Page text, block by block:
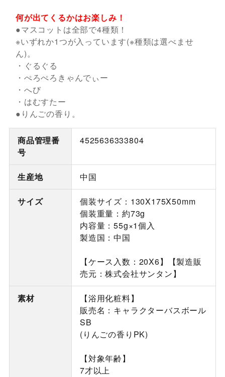
何が出てくるかはお楽しみ！
●マスコットは全部で4種類！
※いずれか1つが入っています(※種類は選べませ
ん)。
・ぐるぐる
・ぺろぺろきゃんでぃー
・へび
・はむすたー
●りんごの香り。
商品管理番
号
4525636333804
生産地 中国
サイズ
個装サイズ：130X175X50mm
個装重量：約73g
内容量：55g×1個入
製造国：中国
【ケース入数：20X6】【製造販
売元：株式会社サンタン】
素材
【浴用化粧料】
販売名：キャラクターバスボール
SB
(りんごの香りPK)
【対象年齢】
7才以上